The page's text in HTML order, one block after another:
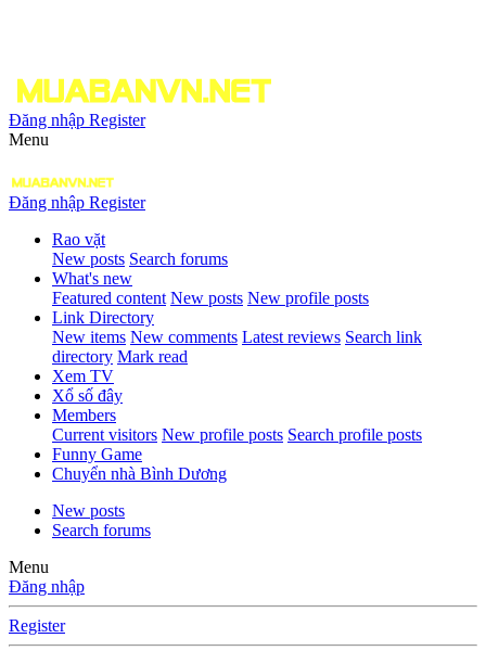
Đăng nhập Register
Menu
Đăng nhập Register
Rao vặt
New posts Search forums
What's new
Featured content New posts New profile posts
Link Directory
New items New comments Latest reviews Search link
directory Mark read
Xem TV
Xổ số đây
Members
Current visitors New profile posts Search profile posts
Funny Game
Chuyển nhà Bình Dương
New posts
Search forums
Menu
Đăng nhập
Register